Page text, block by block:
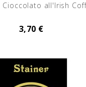
Cioccolato all'Irish
3,70 €